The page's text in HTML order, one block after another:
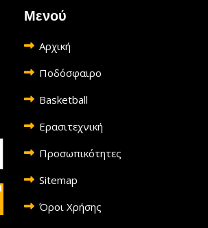
Μενού
Αρχική
Ποδόσφαιρο
Basketball
Ερασιτεχνική
Προσωπικότητες
Sitemap
Όροι Χρήσης